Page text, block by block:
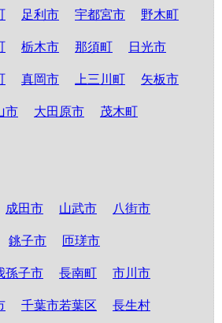
足利市 宇都宮市 野木町
栃木市 那須町 日光市
真岡市 上三川町 矢板市
市 大田原市 茂木町
成田市 山武市 八街市
銚子市 匝瑳市
孫子市 長南町 市川市
千葉市若葉区 長生村